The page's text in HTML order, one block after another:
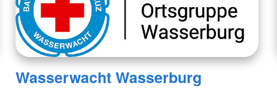
Wasserwacht Wasserburg